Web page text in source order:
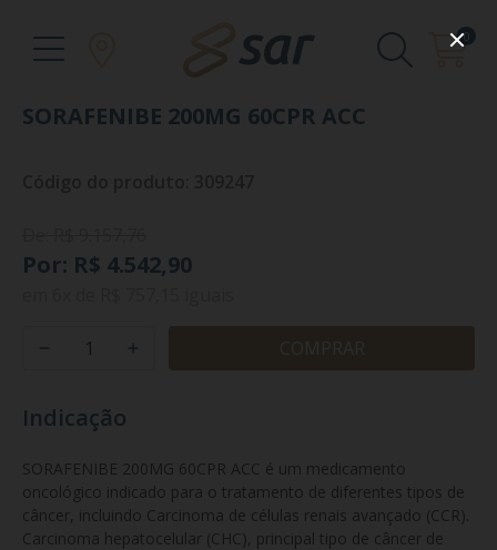
0
SORAFENIBE 200MG 60CPR ACC
Por: R$ 4.542,90
Indicação
SORAFENIBE 200MG 60CPR ACC é um medicamento
oncológico indicado para o tratamento de diferentes tipos de
câncer, incluindo Carcinoma de células renais avançado (CCR).
Carcinoma hepatocelular (CHC), principal tipo de câncer de